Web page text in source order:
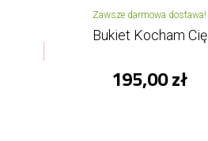
Zawsze darmowa dostawa!
Bukiet Kocham Cię
195,00 zł